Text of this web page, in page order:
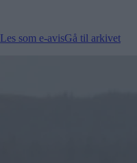
Les som e-avisGå til arkivet